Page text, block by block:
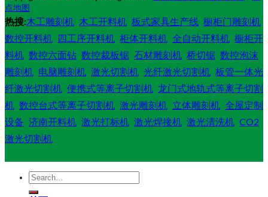
点地图
热搜:木工雕刻机 木工开料机 板式家具生产线 橱柜门雕刻机
数控开料机
四工序开料机 柜体开料机 全自动开料机 橱柜开
料机 数控六面钻 数控裁板锯 石材雕刻机 桥切锯 数控泡沫
雕刻机 电脑雕刻机 激光切割机 光纤激光切割机 板管一体光
纤激光切割机 便携式等离子切割机 龙门式地轨式等离子切割
机 数控台式等离子切割机 激光雕刻机 立体雕刻机 全屋定制
设备 济南开料机 激光打标机 激光焊接机 激光清洗机 CO2
激光切割机
Search